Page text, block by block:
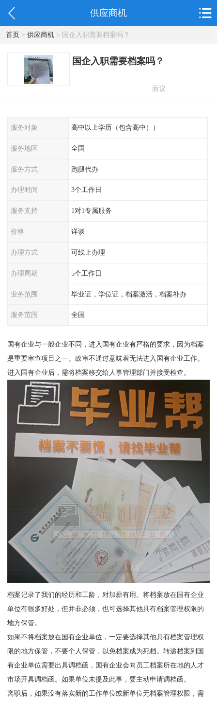
供应商机
首页> 供应商机> 国企入职需要档案吗？
国企入职需要档案吗？
面议
服务对象 高中以上学历（包含高中））
服务地区 全国
服务方式 跑腿代办
办理时间 3个工作日
服务支持 1对1专属服务
价格 详谈
办理方式 可线上办理
办理周期 5个工作日
业务范围 毕业证，学位证，档案激活，档案补办
服务范围 全国
国有企业与一般企业不同，进入 国有企业有严格的要求，因为档案
是重要审查项目之一。政审不通过意味着无法进入 国有企业工作。
进入 国有企业后，需将档案移交给人事管理部门并接受检查。
档案记录了我们的经历和工龄，对加薪有用。将档案放在国有企业
单位有很多好处，但并非必须，也可选择其他具有档案管理权限的
地方保管。
如果不将档案放在国有企业单位，一定要选择其他具有档案管理权
限的地方保管，不要个人保管，以免档案成为死档。转递档案到 国
有企业单位需要出具调档函， 国有企业会向员工档案所在地的人才
市场开具调档函。如果单位未提及此事，要主动申请调档函。
离职后，如果没有落实新的工作单位或新单位无档案管理权限，需